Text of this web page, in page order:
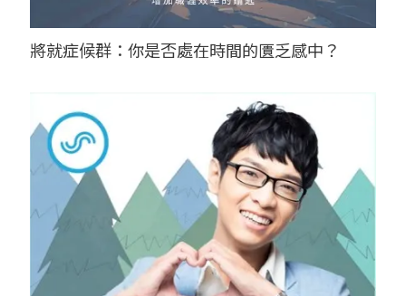
將就症候群：你是否處在時間的匱乏感中？